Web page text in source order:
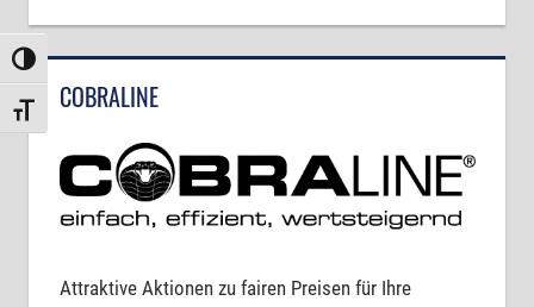
Umschalten auf hohe Kontraste
Schrift vergrößern
COBRALINE
Attraktive Aktionen zu fairen Preisen für Ihre